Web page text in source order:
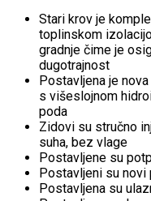
Stari krov je
toplinskom
gradnje čime je
dugotrajnost
Postavljena je
s višeslojnom
poda
Zidovi su stručno
suha, bez vlage
Postavljene su
Postavljeni su
Postavljena su